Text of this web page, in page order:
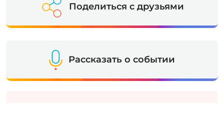
Поделиться с друзьями
Рассказать о событии